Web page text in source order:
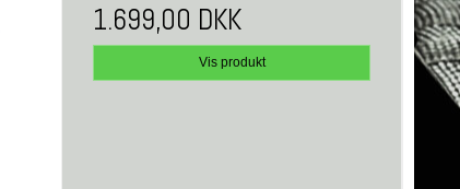
1.699,00 DKK
Vis produkt